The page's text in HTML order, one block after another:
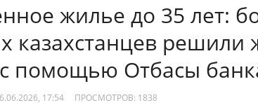
жилье до 35 лет:
казахстанцев
помощью Отбасы
17:54 ПРОСМОТРОВ: 1838